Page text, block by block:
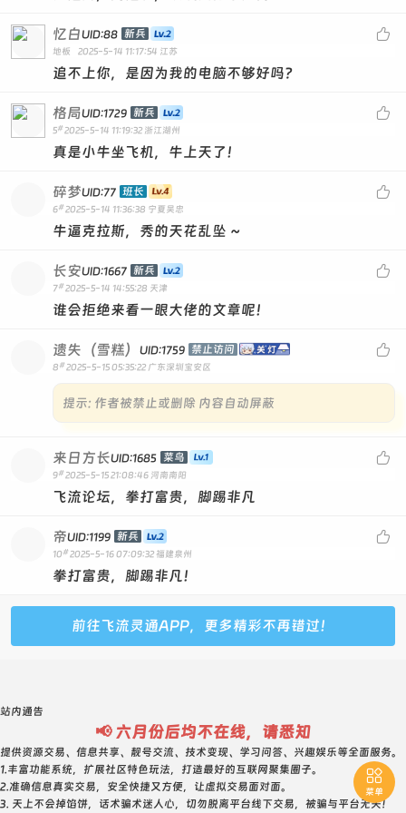

忆白UID:88 新兵
地板 2025-5-14 11:17:54 江苏
追不上你，是因为我的电脑不够好吗？

格局UID:1729 新兵
5# 2025-5-14 11:19:32 浙江湖州
真是小牛坐飞机，牛上天了！

碎梦UID:77 班长
6# 2025-5-14 11:36:38 宁夏吴忠
牛逼克拉斯，秀的天花乱坠 ~

长安UID:1667 新兵
7# 2025-5-14 14:55:28 天津
谁会拒绝来看一眼大佬的文章呢！

遗失（雪糕） UID:1759 禁止访问
8 # 2025-5-15 05:35:22 广东深圳宝安区
提示: 作者被禁止或删除 内容自动屏蔽

来日方长UID:1685 菜鸟
9# 2025-5-15 21:08:46 河南南阳
飞流论坛，拳打富贵，脚踢非凡

帝UID:1199 新兵
10 # 2025-5-16 07:09:32 福建泉州
拳打富贵，脚踢非凡！
前往飞流灵通APP，更多精彩不再错过！

菜单
站内通告
📢 六月份后均不在线，请悉知
提供资源交易、信息共享、靓号交流、技术变现、学习问答、兴趣娱乐等全面服务。
1.丰富功能系统，扩展社区特色玩法，打造最好的互联网聚集圈子。
2.准确信息真实交易，安全快捷又方便，让虚拟交易面对面。
3. 天上不会掉馅饼，话术骗术迷人心，切勿脱离平台线下交易，被骗与平台无关！